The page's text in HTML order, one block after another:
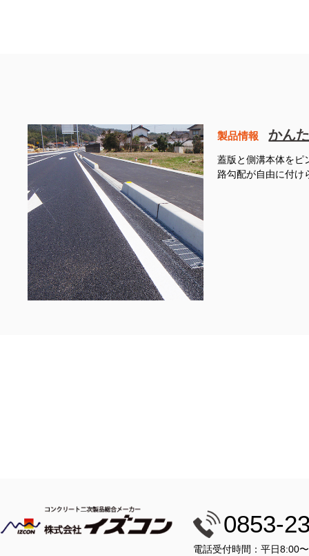
製品情報 かん
蓋版と側溝本体をピ
路勾配が自由に付け
0853-
電話受付時間：平日8:00